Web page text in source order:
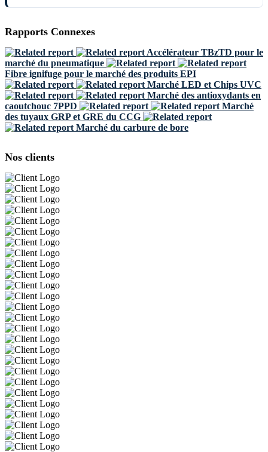
Rapports Connexes
Accélérateur TBzTD pour le
marché du pneumatique
Fibre ignifuge pour le marché des produits EPI
Marché LED et Chips UVC
Marché des antioxydants en
caoutchouc 7PPD
Marché
des tuyaux GRP et GRE du CCG
Marché du carbure de bore
Nos clients